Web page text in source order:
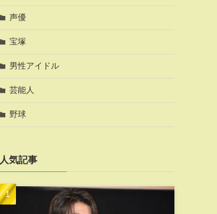
声優
宝塚
男性アイドル
芸能人
野球
人気記事